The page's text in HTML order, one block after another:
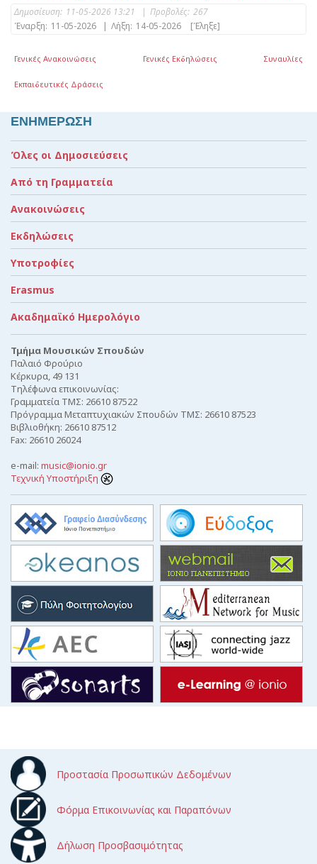
Δημοσίευση: 11-05-2026 13:21 | Προβολές: 267
Έναρξη: 11-05-2026 | Λήξη: 14-05-2026 [Έληξε]
Γενικές Ανακοινώσεις Γενικές Εκδηλώσεις Συναυλίες
Εκπαιδευτικές Δράσεις
ΕΝΗΜΕΡΩΣΗ
Όλες οι Δημοσιεύσεις
Από τη Γραμματεία
Ανακοινώσεις
Εκδηλώσεις
Υποτροφίες
Erasmus
Ακαδημαϊκό Ημερολόγιο
Τμήμα Μουσικών Σπουδών
Παλαιό Φρούριο
Κέρκυρα, 49 131
Τηλέφωνα επικοινωνίας:
Γραμματεία ΤΜΣ: 26610 87522
Πρόγραμμα Μεταπτυχιακών Σπουδών ΤΜΣ: 26610 87523
Βιβλιοθήκη: 26610 87512
Fax: 26610 26024
e-mail: music@ionio.gr
Τεχνική Υποστήριξη
Προστασία Προσωπικών Δεδομένων
Φόρμα Επικοινωνίας και Παραπόνων
Δήλωση Προσβασιμότητας